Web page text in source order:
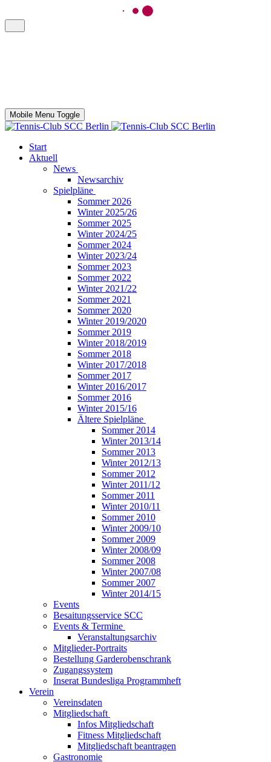
Mobile Menu Toggle
Start
Aktuell
News
Newsarchiv
Spielpläne
Sommer 2026
Winter 2025/26
Sommer 2025
Winter 2024/25
Sommer 2024
Winter 2023/24
Sommer 2023
Sommer 2022
Winter 2021/22
Sommer 2021
Sommer 2020
Winter 2019/2020
Sommer 2019
Winter 2018/2019
Sommer 2018
Winter 2017/2018
Sommer 2017
Winter 2016/2017
Sommer 2016
Winter 2015/16
Ältere Spielpläne
Sommer 2014
Winter 2013/14
Sommer 2013
Winter 2012/13
Sommer 2012
Winter 2011/12
Sommer 2011
Winter 2010/11
Sommer 2010
Winter 2009/10
Sommer 2009
Winter 2008/09
Sommer 2008
Winter 2007/08
Sommer 2007
Winter 2014/15
Events
Besaitungsservice SCC
Events & Termine
Veranstaltungsarchiv
Mitglieder-Portraits
Bestellung Garderobenschrank
Zugangssystem
Inserat Bundesliga Programmheft
Verein
Vereinsdaten
Mitgliedschaft
Infos Mitgliedschaft
Fitness Mitgliedschaft
Mitgliedschaft beantragen
Gastronomie